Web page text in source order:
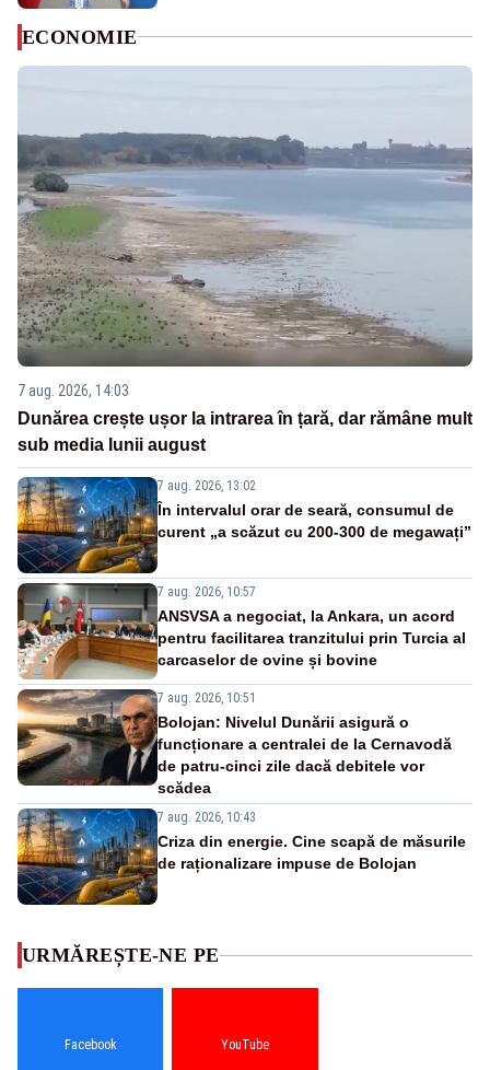
ECONOMIE
7 aug. 2026, 14:03
Dunărea crește ușor la intrarea în țară, dar rămâne mult
sub media lunii august
7 aug. 2026, 13:02
În intervalul orar de seară, consumul de
curent „a scăzut cu 200-300 de megawați”
7 aug. 2026, 10:57
ANSVSA a negociat, la Ankara, un acord
pentru facilitarea tranzitului prin Turcia al
carcaselor de ovine și bovine
7 aug. 2026, 10:51
Bolojan: Nivelul Dunării asigură o
funcționare a centralei de la Cernavodă
de patru-cinci zile dacă debitele vor
scădea
7 aug. 2026, 10:43
Criza din energie. Cine scapă de măsurile
de raționalizare impuse de Bolojan
URMĂREȘTE-NE PE
Facebook YouTube